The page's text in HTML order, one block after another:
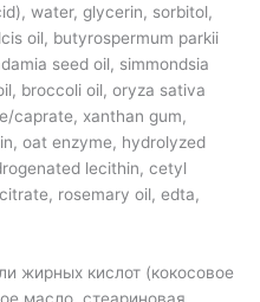
water, glycerin, sorbitol,
oil, butyrospermum parkii
seed oil, simmondsia
broccoli oil, oryza sativa
caprate, xanthan gum,
oat enzyme, hydrolyzed
lecithin, cetyl
rosemary oil, edta,
жирных кислот (кокосовое
масло, стеариновая